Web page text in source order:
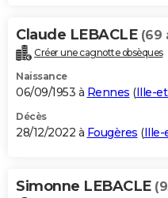
Claude LEBACLE (69
Créer une cagnotte obsèques
Naissance
06/09/1953 à Rennes (Ille-
Décès
28/12/2022 à Fougères (Ille-
Simonne LEBACLE